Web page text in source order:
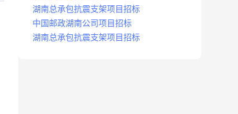
湖南总承包抗震支架项目招标
中国邮政湖南公司项目招标
湖南总承包抗震支架项目招标